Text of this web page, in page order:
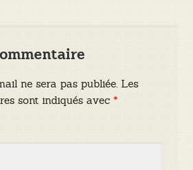
ne sera pas publiée. Les
sont indiqués avec*